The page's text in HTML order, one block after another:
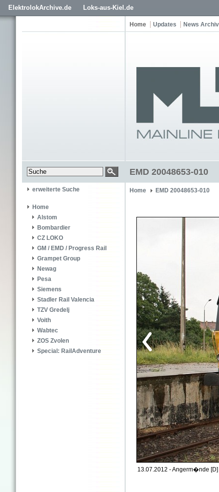
ElektrolokArchive.de Loks-aus-Kiel.de
Home Updates News Archiv
EMD 20048653-010
erweiterte Suche
Home
Alstom
Bombardier
CZ LOKO
GM / EMD / Progress Rail
Grampet Group
Newag
Pesa
Siemens
Stadler Rail Valencia
TZV Gredelj
Voith
Wabtec
ZOS Zvolen
Special: RailAdventure
Home EMD 20048653-010
13.07.2012 - Angerm�nde [D]